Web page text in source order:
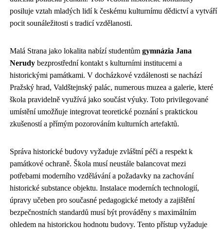
posiluje vztah mladých lidí k českému kulturnímu dědictví a vytváří
pocit sounáležitosti s tradicí vzdělanosti.
Malá Strana jako lokalita nabízí studentům gymnázia Jana
Nerudy bezprostřední kontakt s kulturními institucemi a
historickými památkami. V docházkové vzdálenosti se nachází
Pražský hrad, Valdštejnský palác, numerous muzea a galerie, které
škola pravidelně využívá jako součást výuky. Toto privilegované
umístění umožňuje integrovat teoretické poznání s praktickou
zkušeností a přímým pozorováním kulturních artefaktů.
Správa historické budovy vyžaduje zvláštní péči a respekt k
památkové ochraně. Škola musí neustále balancovat mezi
potřebami moderního vzdělávání a požadavky na zachování
historické substance objektu. Instalace moderních technologií,
úpravy učeben pro současné pedagogické metody a zajištění
bezpečnostních standardů musí být prováděny s maximálním
ohledem na historickou hodnotu budovy. Tento přístup vyžaduje